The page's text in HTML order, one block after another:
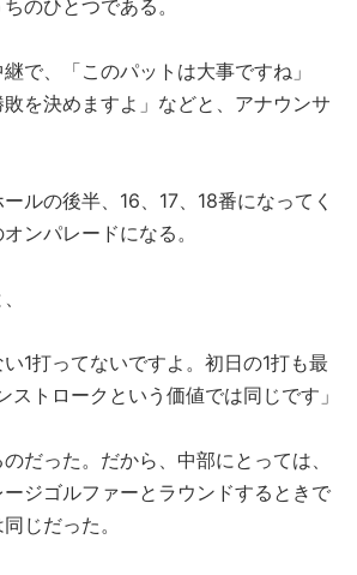
のひとつである。
で、「このパットは大事ですね」
敗を決めますよ」などと、アナウンサ
ルの後半、16、17、18番になってく
ンパレードになる。
い1打ってないですよ。初日の1打も最
ストロークという価値では同じです」
だった。だから、中部にとっては、
ジゴルファーとラウンドするときで
じだった。